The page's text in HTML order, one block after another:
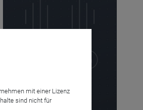
mit einer Lizenz
sind nicht für